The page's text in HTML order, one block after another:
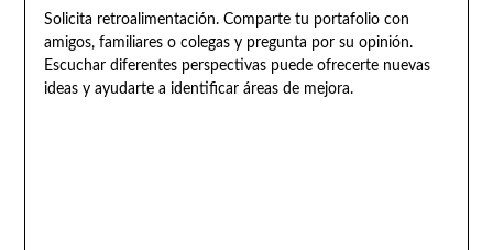
Solicita retroalimentación. Comparte tu portafolio con
amigos, familiares o colegas y pregunta por su opinión.
Escuchar diferentes perspectivas puede ofrecerte nuevas
ideas y ayudarte a identificar áreas de mejora.